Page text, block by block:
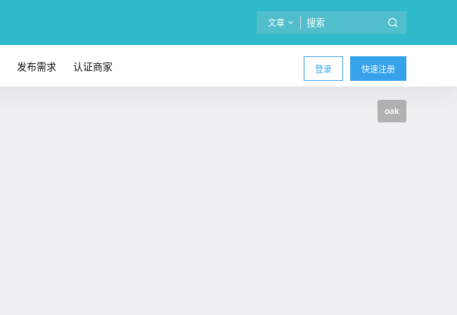
文章
登录 快速注册
发布需求 认证商家
oak